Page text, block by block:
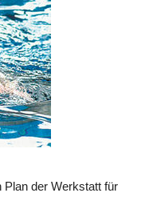
Plan der Werkstatt für